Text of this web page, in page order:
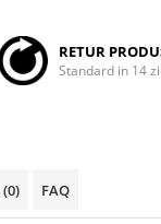
RETUR
Standard in 14
(0) FAQ